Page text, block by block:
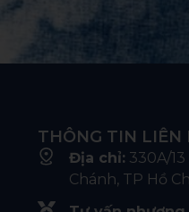
THÔNG TIN LIÊN
Địa chỉ: 330A/
Chánh, TP Hồ